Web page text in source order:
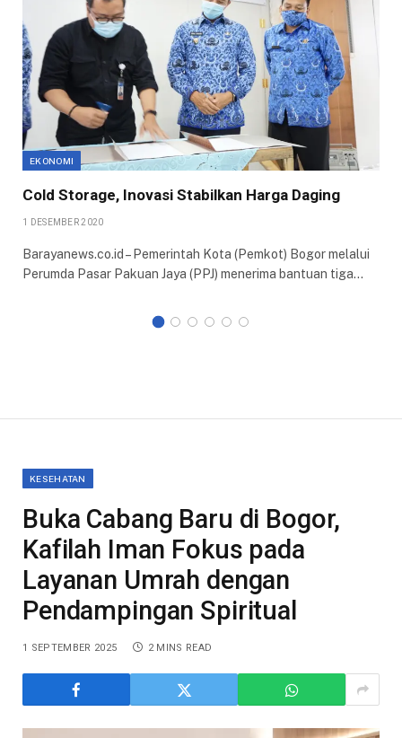
EKONOMI
Cold Storage, Inovasi Stabilkan Harga Daging
1 DESEMBER 2020
Barayanews.co.id – Pemerintah Kota (Pemkot) Bogor melalui
Perumda Pasar Pakuan Jaya (PPJ) menerima bantuan tiga…
KESEHATAN
Buka Cabang Baru di Bogor,
Kafilah Iman Fokus pada
Layanan Umrah dengan
Pendampingan Spiritual
1 SEPTEMBER 2025 2 MINS READ